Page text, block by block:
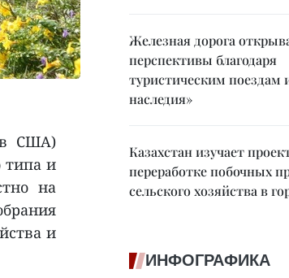
США)
типа и
на
и
Железная дорога
перспективы благодаря
туристическим поездам
наследия»
Казахстан изучает
переработке побочных
сельского хозяйства в
ИНФОГРАФИКА